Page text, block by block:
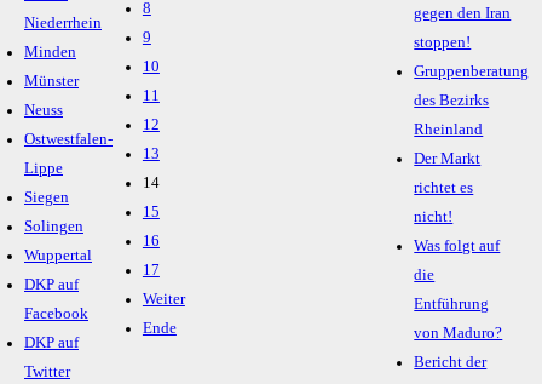
Niederrhein
Minden
Münster
Neuss
Ostwestfalen-
Lippe
Siegen
Solingen
Wuppertal
DKP auf
Facebook
DKP auf
Twitter
8
9
10
11
12
13
14
15
16
17
Weiter
Ende
gegen den Iran
stoppen!
Gruppenberatung
des Bezirks
Rheinland
Der Markt
richtet es
nicht!
Was folgt auf
die
Entführung
von Maduro?
Bericht der